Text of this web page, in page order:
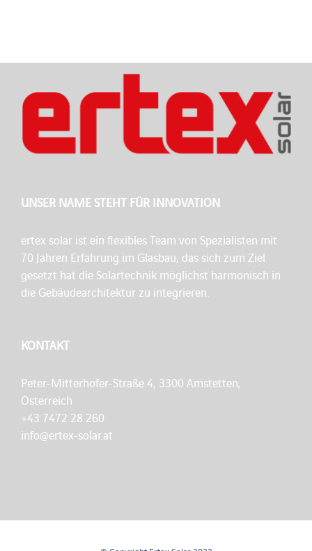
UNSER NAME STEHT FÜR INNOVATION
ertex solar ist ein flexibles Team von Spezialisten mit
70 Jahren Erfahrung im Glasbau, das sich zum Ziel
gesetzt hat die Solartechnik möglichst harmonisch in
die Gebäudearchitektur zu integrieren.
KONTAKT
Peter-Mitterhofer-Straße 4, 3300 Amstetten,
Österreich
+43 7472 28 260
info@ertex-solar.at